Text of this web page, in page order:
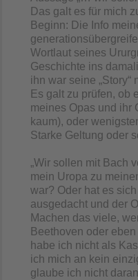
Das galt es für mich
Beginn: Die Info
Wortlaut seines
Geschichte ins
ihn war seine „Story“
Es galt zu prüfen, ob
meines Opas und
kaum), oder
Starke Geltung oder
„Wir sollen mit Bach
mein Uropa zu
war? Oder hat es
ausgedacht und der
Machen das viele,
Beethoven oder
habe ich nicht als
ich mich an kein
glaube ich nicht